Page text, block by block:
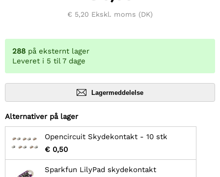
€ 5,20 Ekskl. moms (DK)
288 på eksternt lager
Leveret i 5 til 7 dage
Lagermeddelelse
Alternativer på lager
Opencircuit Skydekontakt - 10 stk
€ 0,50
Sparkfun LilyPad skydekontakt